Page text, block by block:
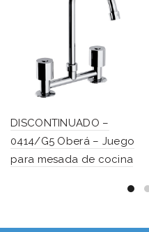
DISCONTINUADO –
0414/G5 Oberá – Juego
para mesada de cocina